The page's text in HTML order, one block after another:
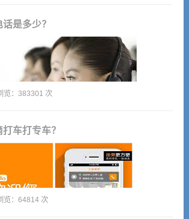
是多少？
队伍共计809人，分布在北京、上海、大连、
工作，通过热线电话，在线微信、QQ等方
览：383301 次
车打专车？
览：64814 次